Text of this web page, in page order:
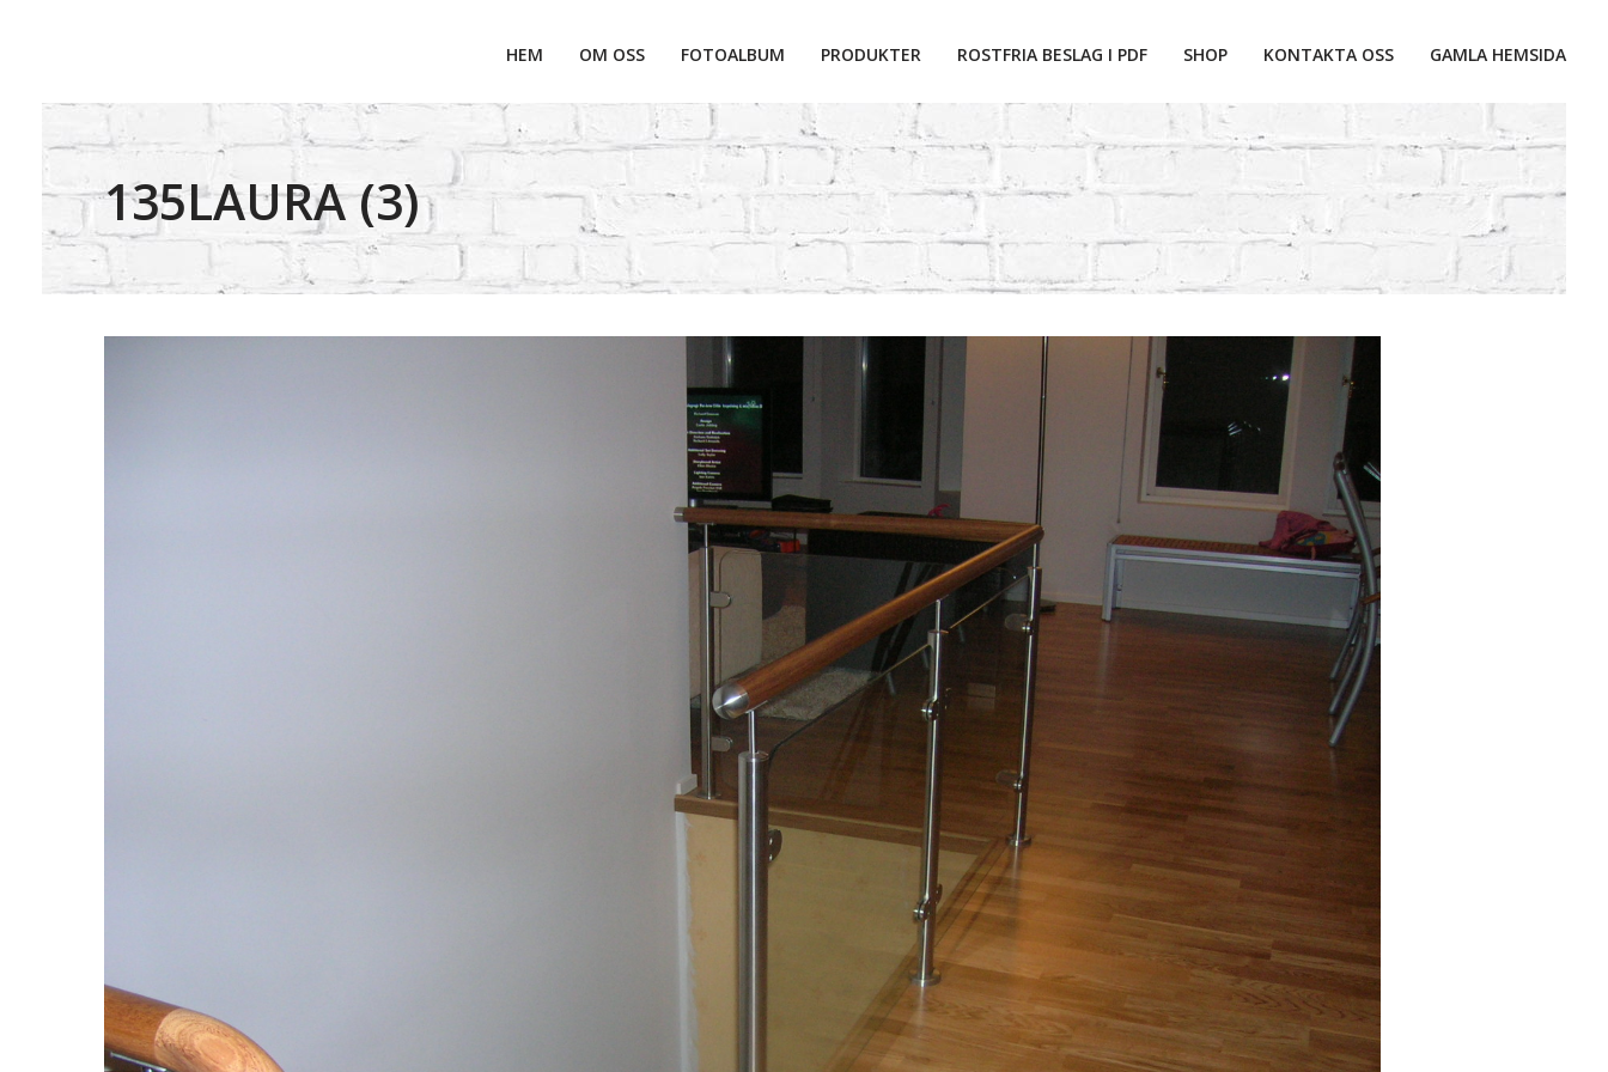
HEM OM OSS FOTOALBUM PRODUKTER ROSTFRIA BESLAG I PDF SHOP KONTAKTA OSS GAMLA HEMSIDA
135LAURA (3)